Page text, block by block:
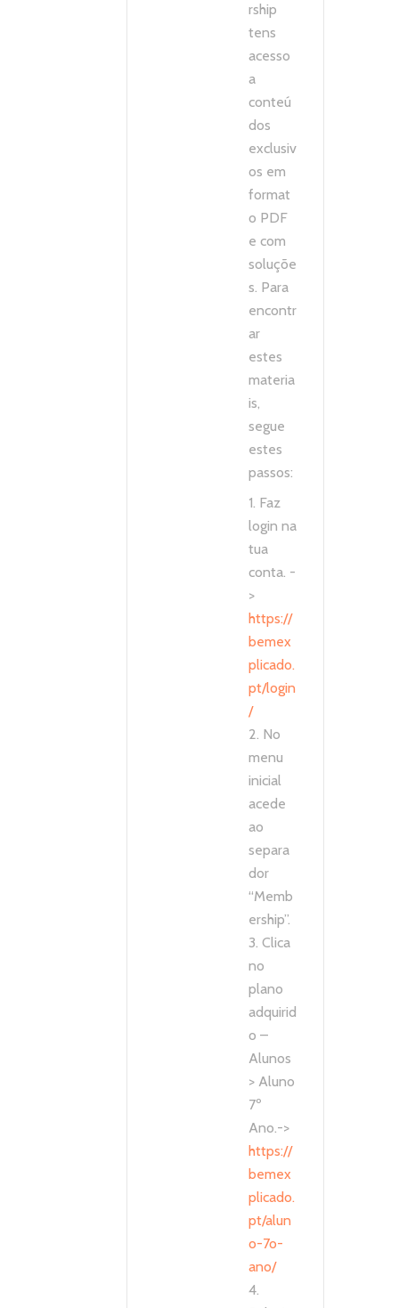
rship
tens
acesso
a
conteú
dos
exclusiv
os em
format
o PDF
e com
soluçõe
s. Para
encontr
ar
estes
materia
is,
segue
estes
passos:
1. Faz
login na
tua
conta. -
>
https://
bemex
plicado.
pt/login
/
2. No
menu
inicial
acede
ao
separa
dor
“Memb
ership”.
3. Clica
no
plano
adquirid
o –
Alunos
> Aluno
7º
Ano.->
https://
bemex
plicado.
pt/alun
o-7o-
ano/
4.